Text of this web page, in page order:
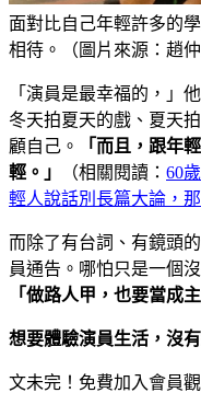
面對比自己年輕許多的
相待。（圖片來源：趙仲
「演員是最幸福的，」
冬天拍夏天的戲、夏天
顧自己。
「而且，跟年
輕。」
（相關閱讀： 60
輕人說話別長篇大論，
而除了有台詞、有鏡頭
員通告。哪怕只是一個
「做路人甲，也要當成
想要體驗演員生活，沒
文未完！免費加入會員